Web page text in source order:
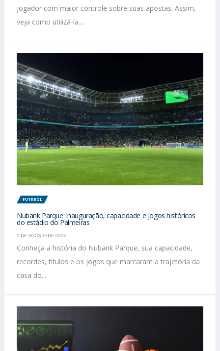
jogador com maior controle sobre suas apostas. Assim,
veja como utilizá-la....
FUTEBOL
Nubank Parque: inauguração, capacidade e jogos históricos
do estádio do Palmeiras
5 DE AGOSTO DE 2026
Conheça a história do Nubank Parque, sua capacidade,
recordes, títulos e os jogos que marcaram a trajetória da
casa do...